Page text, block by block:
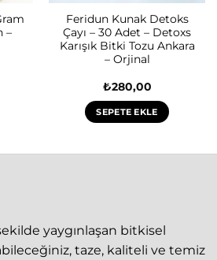
–
Feridun Kunak Detoks
Çayı – 30 Adet – Detoxs
Karışık Bitki Tozu Ankara
– Orjinal
₺280,00
SEPETE EKLE
yaygınlaşan bitkisel
taze, kaliteli ve temiz